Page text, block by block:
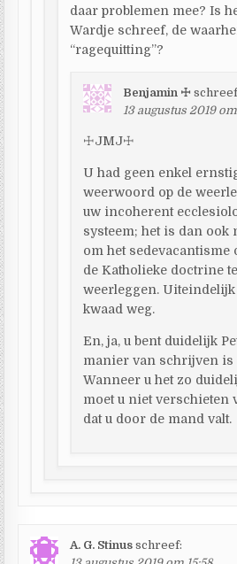
daar problemen mee? Is
Wardje schreef, de
“ragequitting”?
Benjamin ☩
13 augustus 2019 om
☩JMJ☩
U had geen enkel
weerwoord op de
uw incoherent
systeem; het is dan ook
om het sedevacantisme
de Katholieke doctrine te
weerleggen. Uiteindelijk
kwaad weg.
En, ja, u bent duidelijk
manier van schrijven is
Wanneer u het zo
moet u niet verschieten
dat u door de mand valt.
A. G. Stinus schreef: